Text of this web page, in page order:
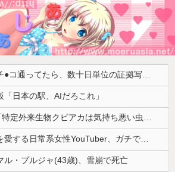
体調不良で休んでパチ●コ通ってたら、数十日単位の証拠写真撮られて会社クビになった
「日本の駅、AIだろこれ」
【予算100万】市長「特定外来生物クビアカは気持ち悪い虫だしそんな需要ないと思う」1匹300円相当の報奨金→初日に42万取られ焦り
【恐怖】酒とタバコを愛する日常系女性YouTuber、ガチで体が終わる・・・
ル・プルジャ(43歳)、雪崩で死亡